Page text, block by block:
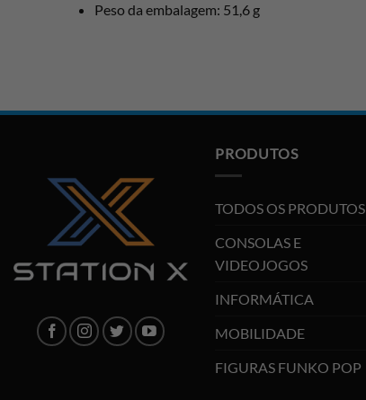
Peso da embalagem: 51,6 g
PRODUTOS
TODOS OS PRODUTOS
CONSOLAS E
VIDEOJOGOS
INFORMÁTICA
MOBILIDADE
FIGURAS FUNKO POP